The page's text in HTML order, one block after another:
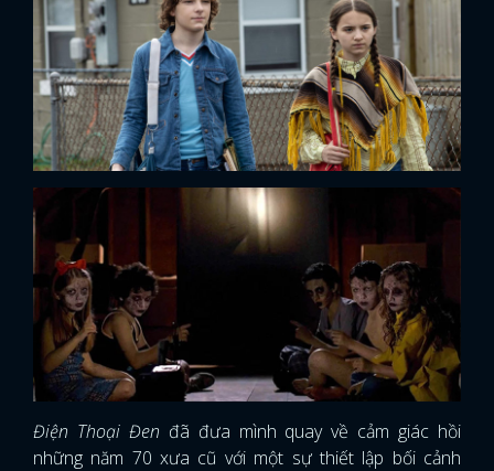
Điện Thoại Đen đã đưa mình quay về cảm giác hồi
những năm 70 xưa cũ với một sự thiết lập bối cảnh